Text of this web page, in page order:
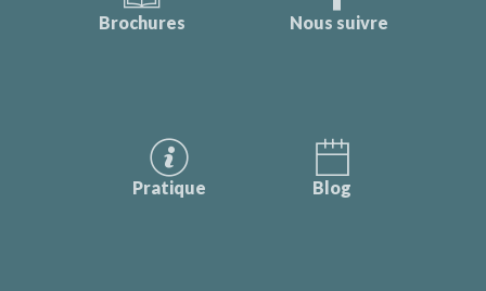
Brochures Nous suivre
Pratique Blog